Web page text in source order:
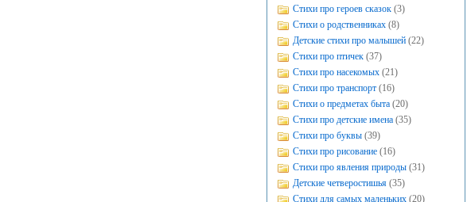
Стихи про героев сказок (3)
Стихи о родственниках (8)
Детские стихи про малышей (22)
Стихи про птичек (37)
Стихи про насекомых (21)
Стихи про транспорт (16)
Стихи о предметах быта (20)
Стихи про детские имена (35)
Стихи про буквы (39)
Стихи про рисование (16)
Стихи про явления природы (31)
Детские четверостишья (35)
Стихи для самых маленьких (20)